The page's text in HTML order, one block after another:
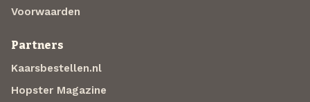
Voorwaarden
Partners
Kaarsbestellen.nl
Hopster Magazine